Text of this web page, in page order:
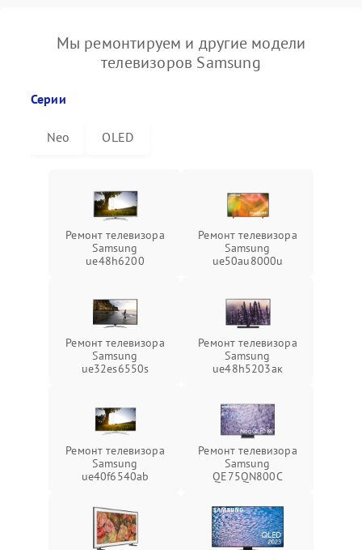
Мы ремонтируем и другие модели
телевизоров Samsung
Серии
Neo OLED
Ремонт телевизора
Samsung
ue48h6200
Ремонт телевизора
Samsung
ue50au8000u
Ремонт телевизора
Samsung
ue32es6550s
Ремонт телевизора
Samsung
ue48h5203aк
Ремонт телевизора
Samsung
ue40f6540ab
Ремонт телевизора
Samsung
QE75QN800C